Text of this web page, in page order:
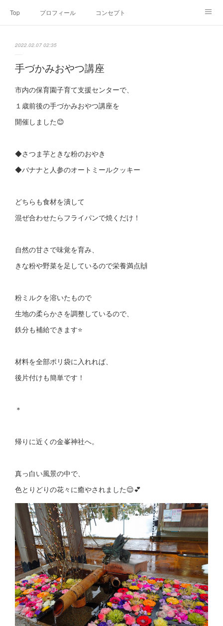
Top プロフィール コンセプト
SNS
2022.02.07 02:35
手づかみおやつ講座
市内の保育園子育て支援センターで、
１歳前後の手づかみおやつ講座を
開催しました😊
◆さつま芋ときな粉のおやき
◆バナナと人参のオートミールクッキー
どちらも食材を潰して
混ぜ合わせたらフライパンで焼くだけ！
自然の甘さで味覚を育み、
きな粉や野菜を足しているので栄養満点🙌
粉ミルクを溶いたもので
生地の柔らかさを調整しているので、
鉄分も補給できます⭐
材料を全部ポリ袋に入れれば、
後片付けも簡単です！
＊
帰りに近くの金峯神社へ。
真っ白い風景の中で、
色とりどりの花々に癒やされました😌💕